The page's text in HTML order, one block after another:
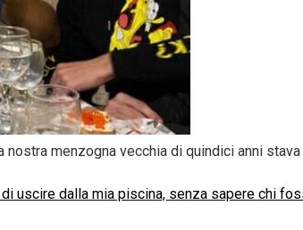
menzogna vecchia di quindici anni
uscire dalla mia piscina, senza sapere chi